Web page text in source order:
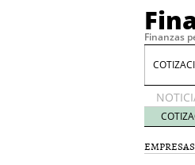
Finanzas
EMPRESAS